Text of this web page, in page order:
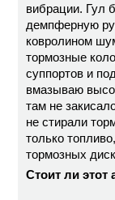
вибрации. Гул
демпферную
ковролином
тормозные
суппортов и
вмазываю
там не
не стирали
только
тормозных
Стоит ли этот